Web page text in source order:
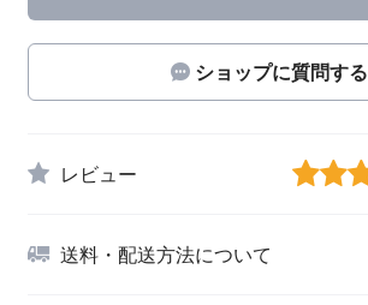
ショップに質問する
レビュー
送料・配送方法について